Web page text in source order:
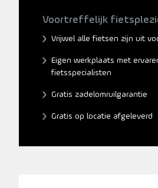
Voortreffelijk
Vrijwel alle fietsen zijn uit
Eigen werkplaats met
fietsspecialisten
Gratis zadelomruilgarantie
Gratis op locatie afgeleverd